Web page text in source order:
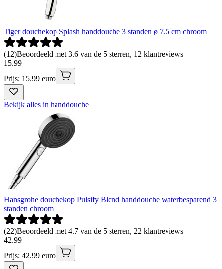
Tiger douchekop Splash handdouche 3 standen ø 7.5 cm chroom
(12)Beoordeeld met 3.6 van de 5 sterren, 12 klantreviews
15.99
Prijs: 15.99 euro
Bekijk alles in handdouche
Hansgrohe douchekop Pulsify Blend handdouche waterbesparend 3
standen chroom
(22)Beoordeeld met 4.7 van de 5 sterren, 22 klantreviews
42.99
Prijs: 42.99 euro